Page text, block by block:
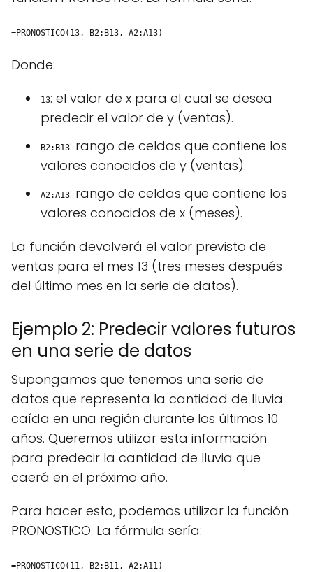
=PRONOSTICO(13, B2:B13, A2:A13)
Donde:
13: el valor de x para el cual se desea
predecir el valor de y (ventas).
B2:B13: rango de celdas que contiene los
valores conocidos de y (ventas).
A2:A13: rango de celdas que contiene los
valores conocidos de x (meses).
La función devolverá el valor previsto de
ventas para el mes 13 (tres meses después
del último mes en la serie de datos).
Ejemplo 2: Predecir valores futuros
en una serie de datos
Supongamos que tenemos una serie de
datos que representa la cantidad de lluvia
caída en una región durante los últimos 10
años. Queremos utilizar esta información
para predecir la cantidad de lluvia que
caerá en el próximo año.
Para hacer esto, podemos utilizar la función
PRONOSTICO. La fórmula sería:
=PRONOSTICO(11, B2:B11, A2:A11)